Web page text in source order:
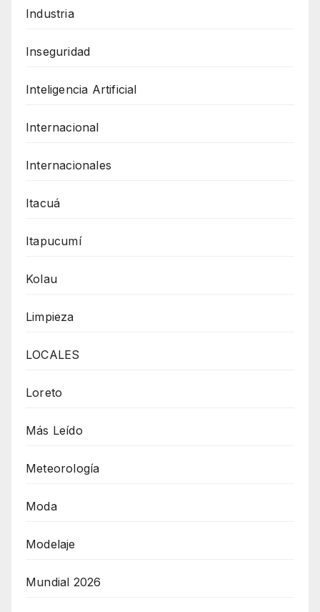
Industria
Inseguridad
Inteligencia Artificial
Internacional
Internacionales
Itacuá
Itapucumí
Kolau
Limpieza
LOCALES
Loreto
Más Leído
Meteorología
Moda
Modelaje
Mundial 2026